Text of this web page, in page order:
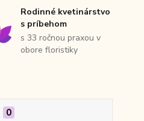
Rodinné kvetinárstvo
s príbehom
s 33 ročnou praxou v
obore floristiky
0